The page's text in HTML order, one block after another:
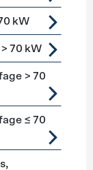
kW
70 kW
> 70
≤ 70